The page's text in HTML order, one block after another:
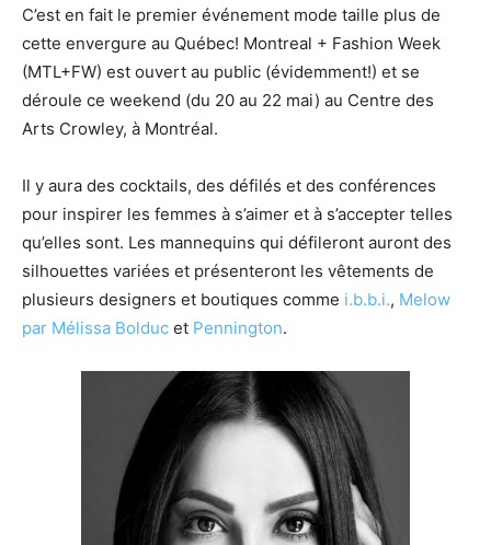
C’est en fait le premier événement mode taille plus de
cette envergure au Québec! Montreal + Fashion Week
(MTL+FW) est ouvert au public (évidemment!) et se
déroule ce weekend (du 20 au 22 mai) au Centre des
Arts Crowley, à Montréal.
Il y aura des cocktails, des défilés et des conférences
pour inspirer les femmes à s’aimer et à s’accepter telles
qu’elles sont. Les mannequins qui défileront auront des
silhouettes variées et présenteront les vêtements de
plusieurs designers et boutiques comme i.b.b.i., Melow
par Mélissa Bolduc et Pennington.